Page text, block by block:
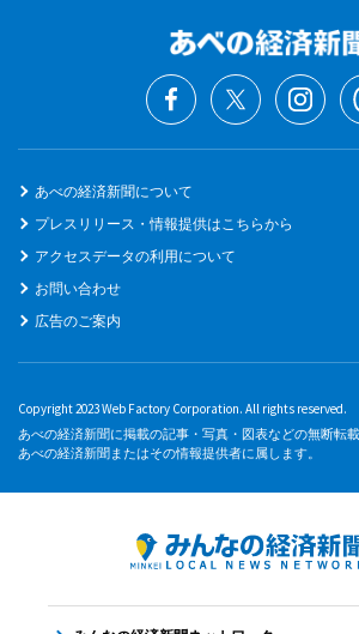
あべの経済新聞について
プレスリリース・情報提供はこちらから
アクセスデータの利用について
お問い合わせ
広告のご案内
Copyright 2023 Web Factory Corporation. All rights reserved.
あべの経済新聞に掲載の記事・写真・図表などの無断転
あべの経済新聞またはその情報提供者に属します。